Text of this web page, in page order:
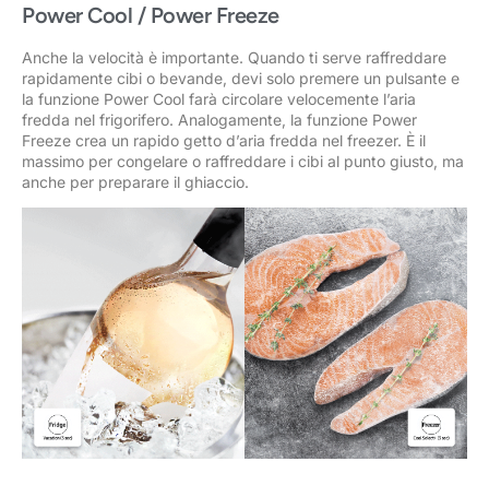
Power Cool / Power Freeze
Anche la velocità è importante. Quando ti serve raffreddare
rapidamente cibi o bevande, devi solo premere un pulsante e
la funzione Power Cool farà circolare velocemente l’aria
fredda nel frigorifero. Analogamente, la funzione Power
Freeze crea un rapido getto d’aria fredda nel freezer. È il
massimo per congelare o raffreddare i cibi al punto giusto, ma
anche per preparare il ghiaccio.